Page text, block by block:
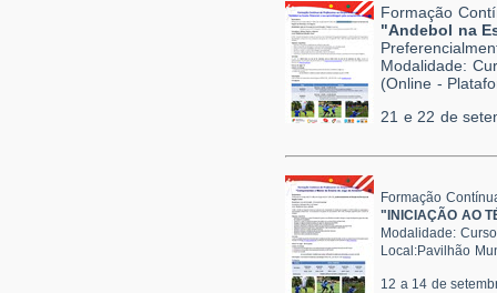
Formação
"Andebol na
Modalidade:
(Online -
21 e 22 de
Formação
"INICIAÇÃO AO
Modalidade:
Local:Pavilhão
12 a 14 de